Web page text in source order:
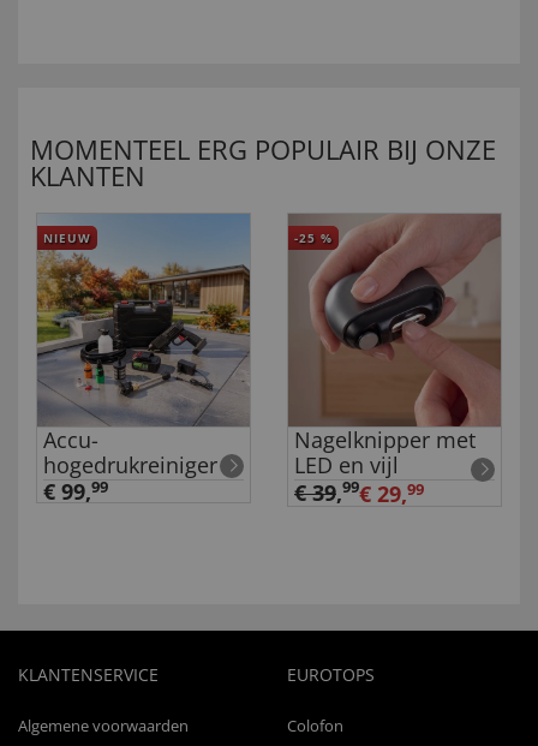
MOMENTEEL ERG POPULAIR BIJ ONZE
KLANTEN
NIEUW
Accu-
hogedrukreiniger
€ 99,99
-25 %
Nagelknipper met
LED en vijl
€ 39,99€ 29,99
KLANTENSERVICE
Algemene voorwaarden
EUROTOPS
Colofon